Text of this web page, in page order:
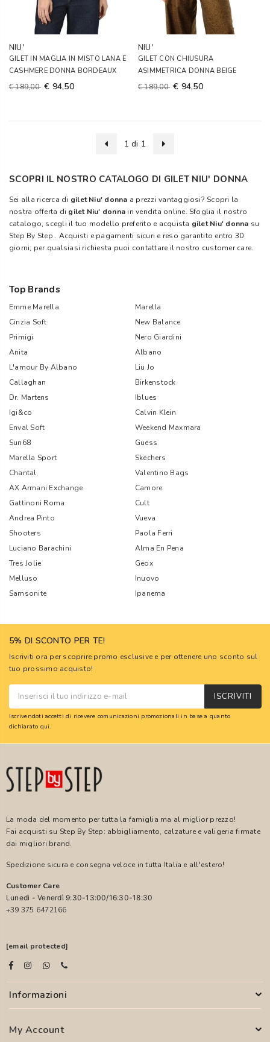
NIU'
GILET IN MAGLIA IN MISTO LANA E
CASHMERE DONNA BORDEAUX
€ 189,00 € 94,50
NIU'
GILET CON CHIUSURA
ASIMMETRICA DONNA BEIGE
€ 189,00 € 94,50
1 di 1
SCOPRI IL NOSTRO CATALOGO DI GILET NIU' DONNA
Sei alla ricerca di gilet Niu' donna a prezzi vantaggiosi? Scopri la
nostra offerta di gilet Niu' donna in vendita online. Sfoglia il nostro
catalogo, scegli il tuo modello preferito e acquista gilet Niu' donna su
Step By Step . Acquisti e pagamenti sicuri e reso garantito entro 30
giorni; per qualsiasi richiesta puoi contattare il nostro customer care.
Top Brands
Emme Marella
Marella
Cinzia Soft
New Balance
Primigi
Nero Giardini
Anita
Albano
L'amour By Albano
Liu Jo
Callaghan
Birkenstock
Dr. Martens
Iblues
Igi&co
Calvin Klein
Enval Soft
Weekend Maxmara
Sun68
Guess
Marella Sport
Skechers
Chantal
Valentino Bags
AX Armani Exchange
Camore
Gattinoni Roma
Cult
Andrea Pinto
Vueva
Shooters
Paola Ferri
Luciano Barachini
Alma En Pena
Tres Jolie
Geox
Melluso
Inuovo
Samsonite
Ipanema
5% DI SCONTO PER TE!
Iscriviti ora per scoprire promo esclusive e per ottenere uno sconto sul
tuo prossimo acquisto!
ISCRIVITI
Iscrivendoti accetti di ricevere comunicazioni promozionali in base a quanto
dichiarato qui.
La moda del momento per tutta la famiglia ma al miglior prezzo!
Fai acquisti su Step By Step: abbigliamento, calzature e valigeria firmate
dai migliori brand.
Spedizione sicura e consegna veloce in tutta Italia e all'estero!
Customer Care
Lunedì - Venerdì 9:30-13:00/16:30-18:30
+39 375 6472166
[email protected]
Informazioni
My Account